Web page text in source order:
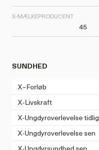
X-MÆLKEPRODUCENT
45
SUNDHED
X–Forløb
X-Livskraft
X-Ungdyroverlevelse tidlig
X-Ungdyroverlevelse sen